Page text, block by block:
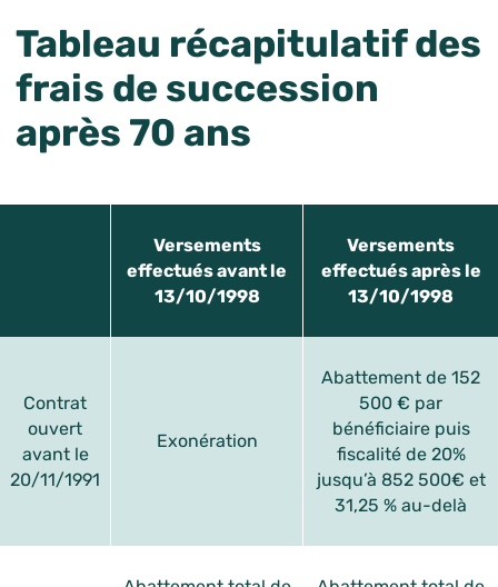
Tableau récapitulatif des
frais de succession
après 70 ans
Versements
effectuésavant le
13/10/1998
Versements
effectuésaprèsle
13/10/1998
Contrat
ouvert
avant le
20/11/1991
Exonération
Abattement de 152
500 € par
bénéficiaire puis
fiscalité de 20%
jusqu’à 852 500€ et
31,25 % au-delà